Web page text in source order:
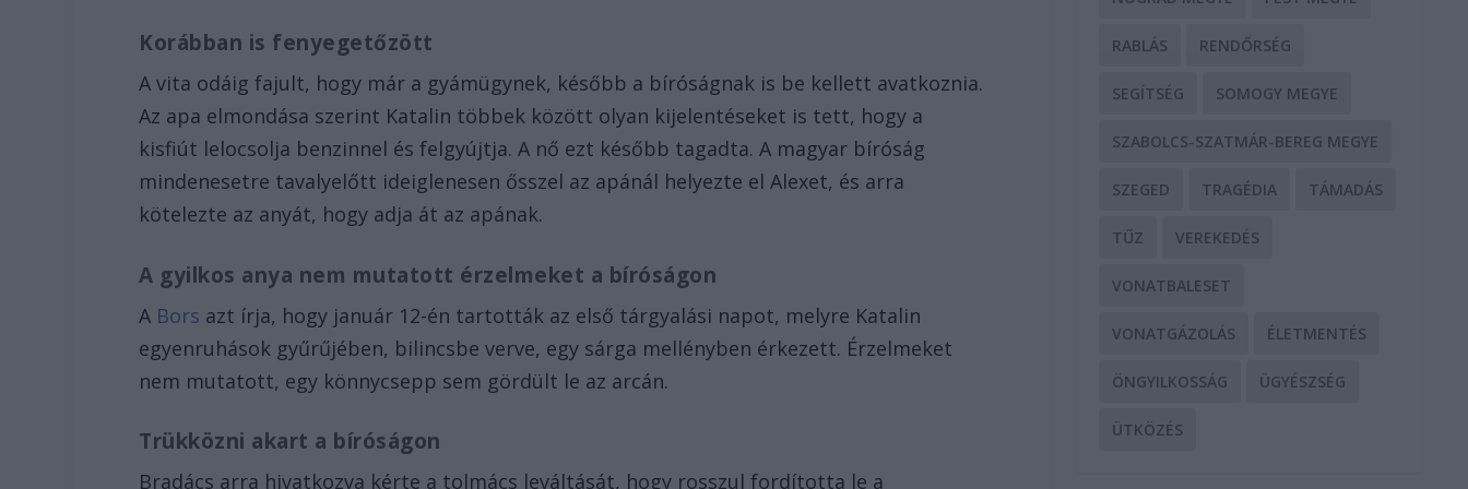
Korábban is fenyegetőzött
A vita odáig fajult, hogy már a gyámügynek, később a bíróságnak is be kellett avatkoznia.
Az apa elmondása szerint Katalin többek között olyan kijelentéseket is tett, hogy a
kisfiút lelocsolja benzinnel és felgyújtja. A nő ezt később tagadta. A magyar bíróság
mindenesetre tavalyelőtt ideiglenesen ősszel az apánál helyezte el Alexet, és arra
kötelezte az anyát, hogy adja át az apának.
A gyilkos anya nem mutatott érzelmeket a bíróságon
A Bors azt írja, hogy január 12-én tartották az első tárgyalási napot, melyre Katalin
egyenruhások gyűrűjében, bilincsbe verve, egy sárga mellényben érkezett. Érzelmeket
nem mutatott, egy könnycsepp sem gördült le az arcán.
Trükközni akart a bíróságon
Bradács arra hivatkozva kérte a tolmács leváltását, hogy rosszul fordította le a
RABLÁS RENDŐRSÉG
SEGÍTSÉG SOMOGY MEGYE
SZABOLCS-SZATMÁR-BEREG MEGYE
SZEGED TRAGÉDIA TÁMADÁS
TŰZ VEREKEDÉS
VONATBALESET
VONATGÁZOLÁS ÉLETMENTÉS
ÖNGYILKOSSÁG ÜGYÉSZSÉG
ÜTKÖZÉS